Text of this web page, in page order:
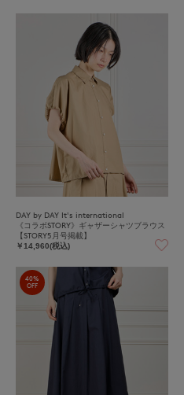
DAY by DAY It's international
《コラボSTORY》ギャザーシャツブラウス
【STORY5月号掲載】
￥14,960(税込)
40%
OFF